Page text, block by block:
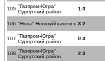
105 "Газпром-Югра"
Сургутский район
1:3
106 "Нова" Новокуйбышевск 3:2
107 "Газпром-Югра"
Сургутский район
0:3
108 "Газпром-Югра"
Сургутский район
2:3